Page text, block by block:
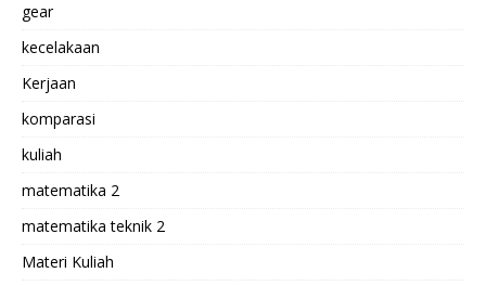
gear
kecelakaan
Kerjaan
komparasi
kuliah
matematika 2
matematika teknik 2
Materi Kuliah